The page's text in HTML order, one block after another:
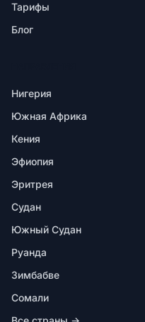
Тарифы
Блог
Нигерия
Южная Африка
Кения
Эфиопия
Эритрея
Судан
Южный Судан
Руанда
Зимбабве
Сомали